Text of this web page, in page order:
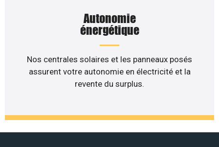
Autonomie
énergétique
Nos centrales solaires et les panneaux posés
assurent votre autonomie en électricité et la
revente du surplus.